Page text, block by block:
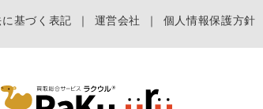
基づく表記 ｜ 運営会社 ｜ 個人情報保護方針